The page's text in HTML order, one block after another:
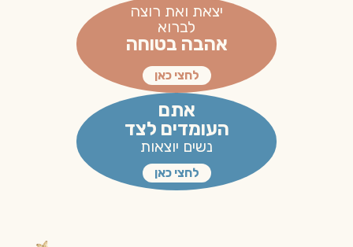
יצאת ואת רוצה
לברוא
אהבה בטוחה
לחצי כאן
אתם
העומדים לצד
נשים יוצאות
לחצי כאן